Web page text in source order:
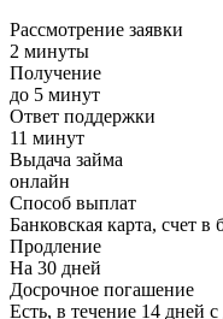
Рассмотрение заявки
2 минуты
Получение
до 5 минут
Ответ поддержки
11 минут
Выдача займа
онлайн
Способ выплат
Банковская карта, счет
Продление
На 30 дней
Досрочное погашение
Есть, в течение 14 дней